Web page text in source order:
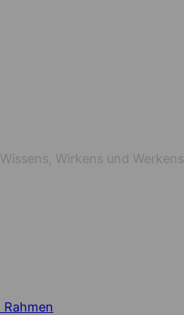
Wirkens und Werkens